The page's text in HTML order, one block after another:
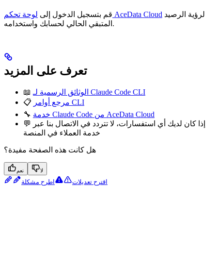
قم بتسجيل الدخول إلى لوحة تحكم AceData Cloud
المتبقي الحالي لحسابك واستخدامه.
تعرف على المزيد
📖
الوثائق الرسمية لـ Claude Code CLI
📋
مرجع أوامر CLI
🔧
خدمة Claude Code من AceData Cloud
💬 إذا كان لديك أي استفسارات، لا تتردد في الاتصال بنا عبر
خدمة العملاء في المنصة
هل كانت هذه الصفحة مفيدة؟
نعم لا
اقترح تعديلات اطرح مشكلة